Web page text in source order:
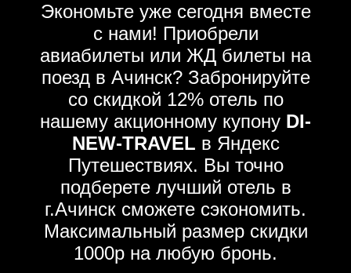
Экономьте уже сегодня вместе
с нами! Приобрели
авиабилеты или ЖД билеты на
поезд в Ачинск? Забронируйте
со скидкой 12% отель по
нашему акционному купону DI-
NEW-TRAVEL в Яндекс
Путешествиях. Вы точно
подберете лучший отель в
г.Ачинск сможете сэкономить.
Максимальный размер скидки
1000р на любую бронь.